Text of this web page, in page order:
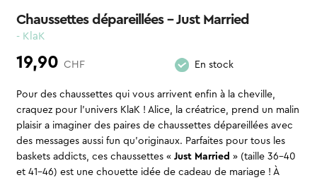
Chaussettes dépareillées – Just Married
- KlaK
19,90 CHF En stock
Pour des chaussettes qui vous arrivent enfin à la cheville,
craquez pour l’univers KlaK ! Alice, la créatrice, prend un malin
plaisir a imaginer des paires de chaussettes dépareillées avec
des messages aussi fun qu’originaux. Parfaites pour tous les
baskets addicts, ces chaussettes « Just Married » (taille 36-40
et 41-46) est une chouette idée de cadeau de mariage ! À